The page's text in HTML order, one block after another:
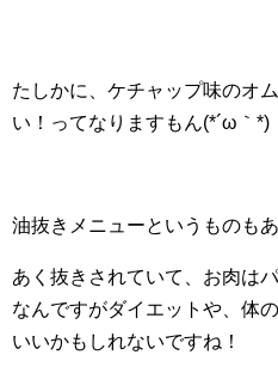
たしかに、ケチャップ味のオ
い！ってなりますもん(*´ω｀*)
油抜きメニューというものも
あく抜きされていて、お肉は
なんですがダイエットや、体
いいかもしれないですね！